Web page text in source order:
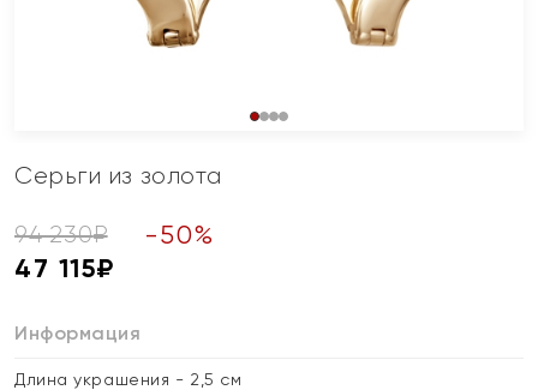
Серьги из золота
94 230₽ -50%
47 115₽
Информация
Длина украшения - 2,5 см